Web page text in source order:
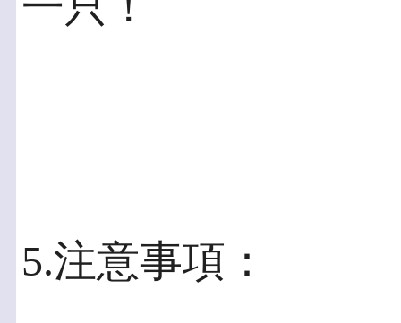
5.注意事項：